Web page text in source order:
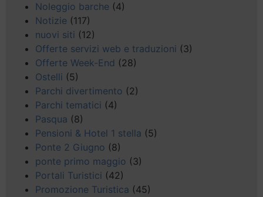
Noleggio barche (4)
Notizie (117)
nuovi siti (12)
Offerte servizi web e traduzioni (3)
Offerte Week-End (28)
Ostelli (5)
Parchi divertimento (2)
Parchi tematici (4)
Pasqua (8)
Pensioni & Hotel 1 stella (5)
Ponte 2 Giugno (8)
ponte primo maggio (3)
Portali Turistici (42)
Promozione Turistica (45)